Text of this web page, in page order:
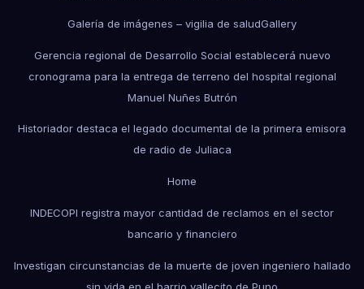
Galería de imágenes – vigilia de saludGallery
Gerencia regional de Desarrollo Social establecerá nuevo
cronograma para la entrega de terreno del hospital regional
Manuel Nuñes Butrón
Historiador destaca el legado documental de la primera emisora
de radio de Juliaca
Home
INDECOPI registra mayor cantidad de reclamos en el sector
bancario y financiero
Investigan circunstancias de la muerte de joven ingeniero hallado